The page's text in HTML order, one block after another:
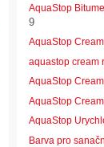
AquaStop
9
AquaStop
aquastop cream
AquaStop
AquaStop
AquaStop
Barva pro